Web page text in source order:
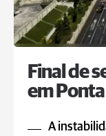
Final de
em
A